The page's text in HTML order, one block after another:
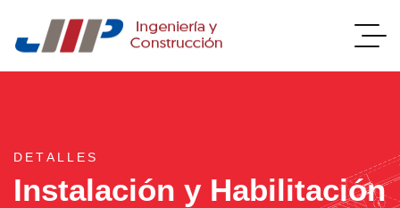
DETALLES
Instalación y Habilitación